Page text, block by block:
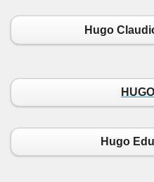
Hugo
Hugo